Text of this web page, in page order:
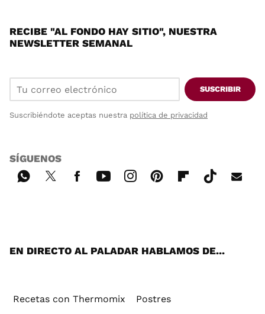
RECIBE "AL FONDO HAY SITIO", NUESTRA
NEWSLETTER SEMANAL
SUSCRIBIR
Suscribiéndote aceptas nuestra política de privacidad
SÍGUENOS
EN DIRECTO AL PALADAR HABLAMOS DE...
Recetas con Thermomix Postres